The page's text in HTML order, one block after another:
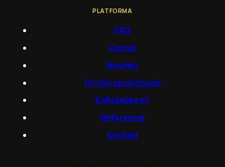
PLATFORMA
FAQ
Cenník
Novinky
Profily spoločností
Kalkulačka m²
Referencie
Kontakt